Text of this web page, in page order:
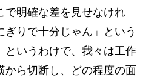
で明確な差を見せなけれ
ぎりで十分じゃん」という
というわけで、我々は工作
から切断し、どの程度の面